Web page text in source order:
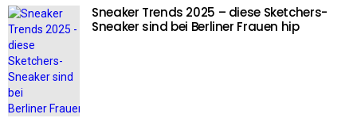
Sneaker Trends 2025 – diese Sketchers-
Sneaker sind bei Berliner Frauen hip